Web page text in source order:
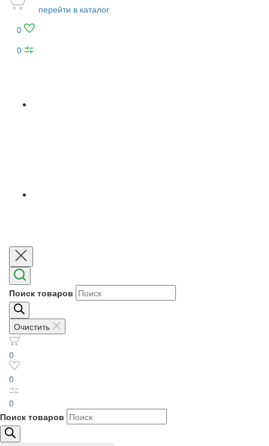
перейти в каталог
0
0
Поиск товаров
Очистить
0
0
0
Поиск товаров